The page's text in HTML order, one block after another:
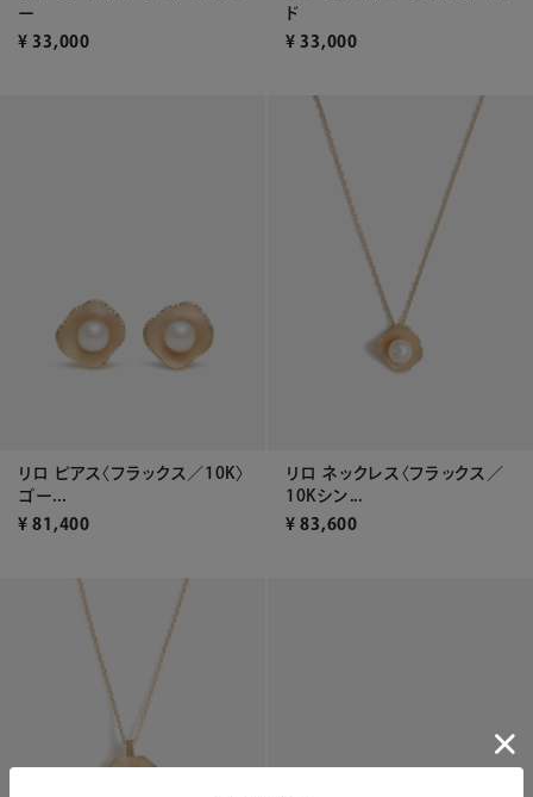
ー
¥ 33,000
ド
¥ 33,000
リロ ピアス〈フラックス／10K〉
ゴー...
¥ 81,400
リロ ネックレス〈フラックス／
10Kシン...
¥ 83,600